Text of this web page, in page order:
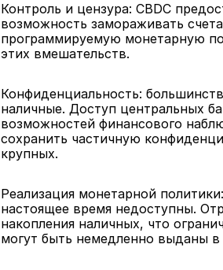
Контроль и цензура: CBDC
возможность замораживать
программируемую монетарную
этих вмешательств.
Конфиденциальность:
наличные. Доступ центральных
возможностей финансового
сохранить частичную
крупных.
Реализация монетарной
настоящее время недоступны.
накопления наличных, что
могут быть немедленно выданы